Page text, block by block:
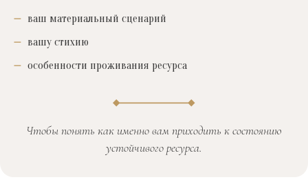
ваш материальный сценарий
вашу стихию
особенности проживания ресурса
Чтобы понять как именно вам приходить к состоянию
устойчивого ресурса.